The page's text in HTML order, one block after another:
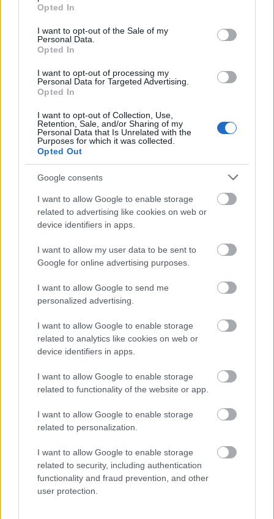
use your data for below specified purposes in below Google
consent section.
Opted In
I want to opt-out of the Sale of my
Personal Data.
Opted In
I want to opt-out of processing my
Personal Data for Targeted Advertising.
Opted In
I want to opt-out of Collection, Use,
Retention, Sale, and/or Sharing of my
Personal Data that Is Unrelated with the
Purposes for which it was collected.
Opted Out
Google consents
I want to allow Google to enable storage
related to advertising like cookies on web or
device identifiers in apps.
I want to allow my user data to be sent to
Google for online advertising purposes.
I want to allow Google to send me
personalized advertising.
I want to allow Google to enable storage
related to analytics like cookies on web or
device identifiers in apps.
I want to allow Google to enable storage
related to functionality of the website or app.
I want to allow Google to enable storage
related to personalization.
I want to allow Google to enable storage
related to security, including authentication
functionality and fraud prevention, and other
user protection.
VBK 20
• 2025. április 02.
2025 április 5-én 20. évfordulója lesz annak a
víztoronybéli baráti találkozónak a Margitszigeten,
VBK 20 - Újraindító találkozó
2025. március 22.
2025. június 21-én szombaton SZOBon egy boldog
embertoronySZOBájában.
Éjszakai toronyszállás ajánlott, ...
Műemlék lett a tököli víztorony
2024. augusztus 21.
Pontosabban 2024. augusztus 23-tól. Ez